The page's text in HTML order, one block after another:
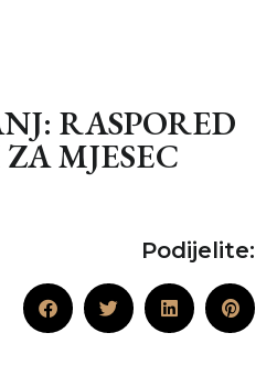
RASPORED
MJESEC
Podijelite: